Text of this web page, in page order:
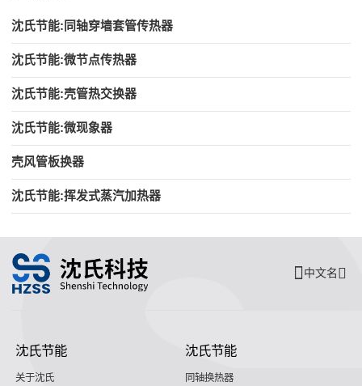
沈氏节能:同轴穿墙套管传热器
沈氏节能:微节点传热器
沈氏节能:壳管热交换器
沈氏节能:微现象器
壳风管板换器
沈氏节能:挥发式蒸汽加热器
中文名
沈氏节能
关于沈氏
沈氏节能
同轴换热器